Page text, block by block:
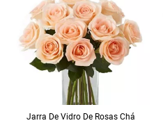
Jarra De Vidro De Rosas Chá